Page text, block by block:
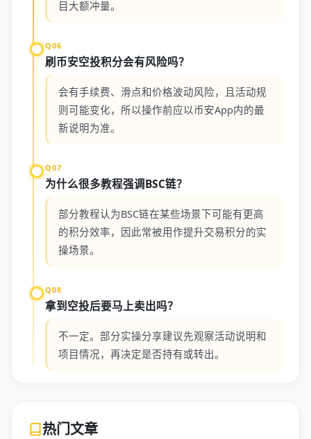
目大额冲量。
Q06
刷币安空投积分会有风险吗？
会有手续费、滑点和价格波动风险，且活动规
则可能变化，所以操作前应以币安App内的最
新说明为准。
Q07
为什么很多教程强调BSC链？
部分教程认为BSC链在某些场景下可能有更高
的积分效率，因此常被用作提升交易积分的实
操场景。
Q08
拿到空投后要马上卖出吗？
不一定。部分实操分享建议先观察活动说明和
项目情况，再决定是否持有或转出。
热门文章